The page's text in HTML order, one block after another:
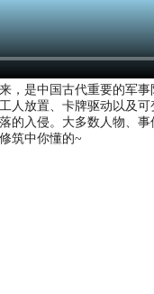
，是中国古代重要的军
人放置、卡牌驱动以及
的入侵。大多数人物、
筑中你懂的~